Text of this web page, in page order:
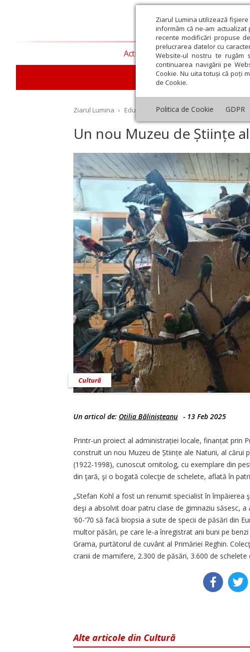
Ziarul Lumina utilizează
informăm că ne-am
recente modificări propuse
prelucrarea datelor cu
Website-ul nostru te rugăm
continuarea navigării pe
Cookie. Nu uita totuși că poți
de Cookie.
Politica de Cookie GDPR
Actualitate religioasă
Educaţie
Ziarul Lumina › Educaţie și Cultură › Cultură Un nou
Un nou Muzeu de Științe
Cultură
Un articol de: Otilia Bălinișteanu - 13 Feb 2025
Printr-un proiect al administrației locale, finanțat prin
construit un nou Muzeu de Științe ale Naturii, al cărui
(1922-1998), cunoscut ornitolog, cu exemplare din
din ţară, şi o bogată colecţie de schelete, aflată în
„Stefan Kohl a fost un renumit specialist în împăierea
deşi a absolvit doar patru clase de gimnaziu săsesc,
‘60-‘70 să facă biopsia a sute de specii de păsări din
multor păsări, pe care le-a înregistrat ani buni pe
Grama, purtătorul de cuvânt al Primăriei Reghin.
cranii de mamifere, 2.300 de păsări, 3.600 de schelete
Alte articole din Cultură
Octombrie Noiembrie Decembrie Ianuarie